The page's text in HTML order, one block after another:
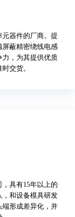
器件的厂商。提
屏蔽精密绕线电感
力，为其提供优质
交货。
具有15年以上的
，和设备模具研发
端形成差异化，并